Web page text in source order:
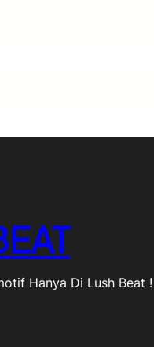
Hanya Di Lush Beat !